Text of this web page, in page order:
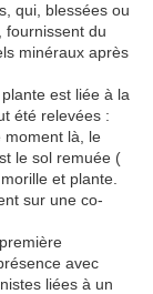
qui, blessées ou
fournissent du
minéraux après
est liée à la
été relevées :
moment là, le
le sol remuée (
et plante.
sur une co-
avec
liées à un